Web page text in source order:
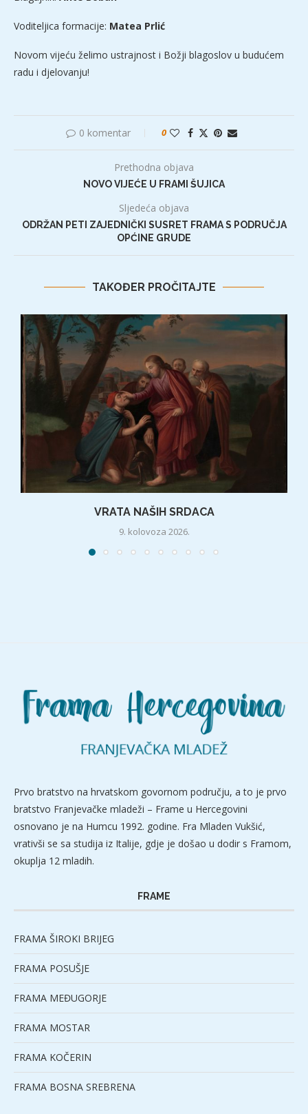
Voditeljica formacije: Matea Prlić
Novom vijeću želimo ustrajnost i Božji blagoslov u budućem
radu i djelovanju!
0 komentar 0
Prethodna objava
NOVO VIJEĆE U FRAMI ŠUJICA
Sljedeća objava
ODRŽAN PETI ZAJEDNIČKI SUSRET FRAMA S PODRUČJA
OPĆINE GRUDE
TAKOĐER PROČITAJTE
VRATA NAŠIH SRDACA
9. kolovoza 2026.
Prvo bratstvo na hrvatskom govornom području, a to je prvo
bratstvo Franjevačke mladeži – Frame u Hercegovini
osnovano je na Humcu 1992. godine. Fra Mladen Vukšić,
vrativši se sa studija iz Italije, gdje je došao u dodir s Framom,
okuplja 12 mladih.
FRAME
FRAMA ŠIROKI BRIJEG
FRAMA POSUŠJE
FRAMA MEĐUGORJE
FRAMA MOSTAR
FRAMA KOČERIN
FRAMA BOSNA SREBRENA